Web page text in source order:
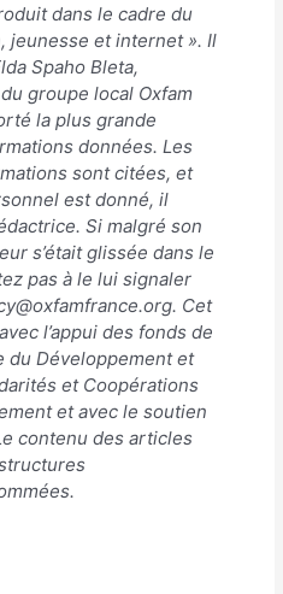
dans le cadre du
jeunesse et internet ». Il
Spaho Bleta,
groupe local Oxfam
la plus grande
données. Les
sont citées, et
est donné, il
Si malgré son
s’était glissée dans le
pas à le lui signaler
Cet
l’appui des fonds de
du Développement et
et Coopérations
et avec le soutien
contenu des articles